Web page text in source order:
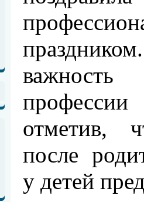
важность
отметив,
после
у детей